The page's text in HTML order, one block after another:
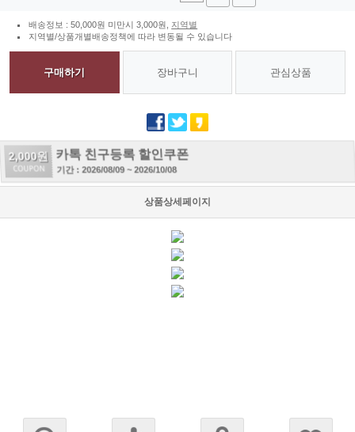
배송정보 : 50,000원 미만시 3,000원, 지역별
지역별/상품개별배송정책에 따라 변동될 수 있습니다
구매하기 장바구니 관심상품
2,000원 카톡 친구등록 할인쿠폰
기간 : 2026/08/09 ~ 2026/10/08
상품상세페이지